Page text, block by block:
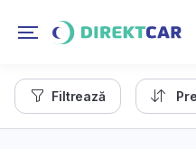
Filtrează